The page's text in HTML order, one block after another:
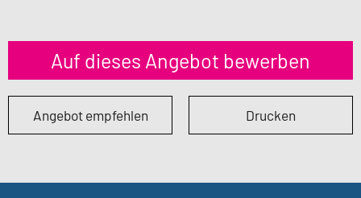
Auf dieses Angebot bewerben
Angebot empfehlen Drucken